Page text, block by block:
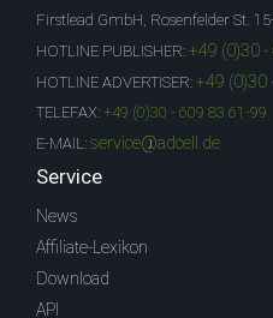
Firstlead GmbH, Rosenfelder St.
HOTLINE PUBLISHER: +49 (0)30
HOTLINE ADVERTISER: +49 (0)30
TELEFAX: +49 (0)30 - 609 83 61-99
E-MAIL: service@adcell.de
Service
News
Affiliate-Lexikon
Download
API